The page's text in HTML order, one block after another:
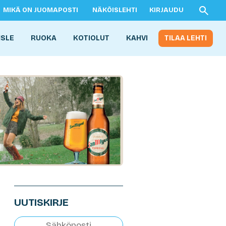
MIKÄ ON JUOMAPOSTI NÄKÖISLEHTI KIRJAUDU
RUOKA KOTIOLUT KAHVI TILAA LEHTI
UUTISKIRJE